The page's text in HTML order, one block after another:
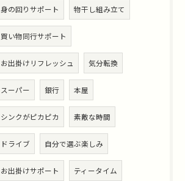
身の回りサポート 物干し組み立て
買い物同行サポート
お出掛けリフレッシュ 気分転換
スーパー 銀行 本屋
シンクがピカピカ 素敵な時間
ドライブ 自分で選ぶ楽しみ
お出掛けサポート ティータイム